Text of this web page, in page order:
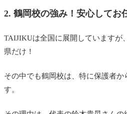
2. 鶴岡校の強み！安心してお
TAIJIKUは全国に展開していますが、
県だけ！
その中でも鶴岡校は、特に保護者
す。